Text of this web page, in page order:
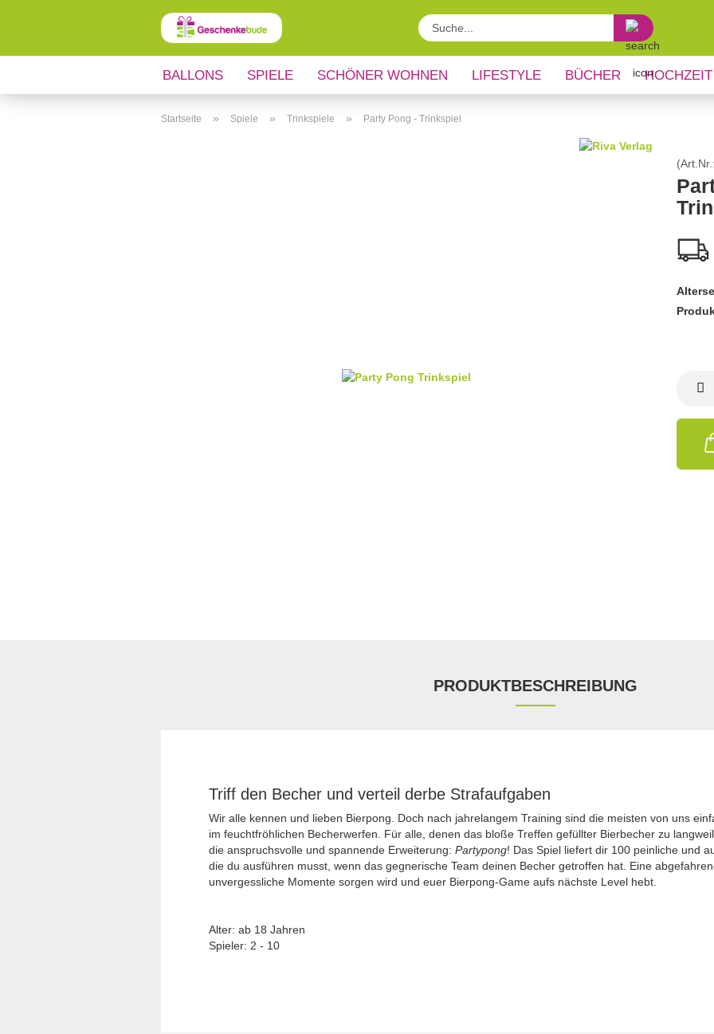
Suche...
BALLONS SPIELE SCHÖNER WOHNEN LIFESTYLE BÜCHER HOCHZEIT
ANLÄSSE REGIONALES
Startseite » Spiele » Trinkspiele » Party Pong - Trinkspiel
(Art.Nr.:
PRODUKTBESCHREIBUNG
Triff den Becher und verteil derbe Strafaufgaben
Wir alle kennen und lieben Bierpong. Doch nach jahrelangem Training sind die meisten von uns
im feuchtfröhlichen Becherwerfen. Für alle, denen das bloße Treffen gefüllter Bierbecher zu
die anspruchsvolle und spannende Erweiterung: Partypong! Das Spiel liefert dir 100 peinliche und
die du ausführen musst, wenn das gegnerische Team deinen Becher getroffen hat. Eine
unvergessliche Momente sorgen wird und euer Bierpong-Game aufs nächste Level hebt.
Alter: ab 18 Jahren
Spieler: 2 - 10